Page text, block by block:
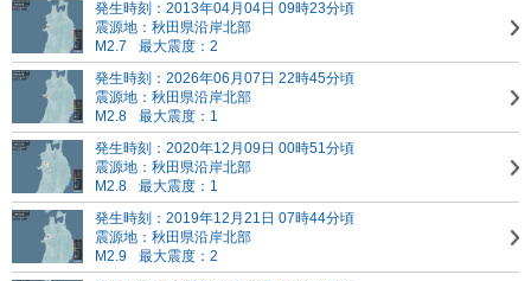
発生時刻：2013年04月04日 09時23分頃
震源地：秋田県沿岸北部
M2.7
最大震度：2
発生時刻：2026年06月07日 22時45分頃
震源地：秋田県沿岸北部
M2.8
最大震度：1
発生時刻：2020年12月09日 00時51分頃
震源地：秋田県沿岸北部
M2.8
最大震度：1
発生時刻：2019年12月21日 07時44分頃
震源地：秋田県沿岸北部
M2.9
最大震度：2